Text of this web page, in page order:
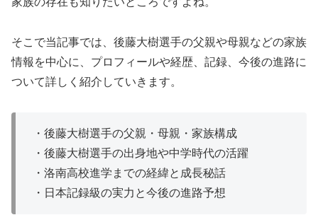
そこで当記事では、後藤大樹選手の父親や母親などの家族
情報を中心に、プロフィールや経歴、記録、今後の進路に
ついて詳しく紹介していきます。
・後藤大樹選手の父親・母親・家族構成
・後藤大樹選手の出身地や中学時代の活躍
・洛南高校進学までの経緯と成長秘話
・日本記録級の実力と今後の進路予想